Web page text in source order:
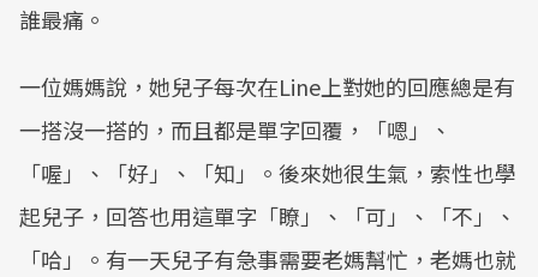
誰最痛。
一位媽媽說，她兒子每次在Line上對她的回應總是有
一搭沒一搭的，而且都是單字回覆，「嗯」、
「喔」、「好」、「知」。後來她很生氣，索性也學
起兒子，回答也用這單字「瞭」、「可」、「不」、
「哈」。有一天兒子有急事需要老媽幫忙，老媽也就